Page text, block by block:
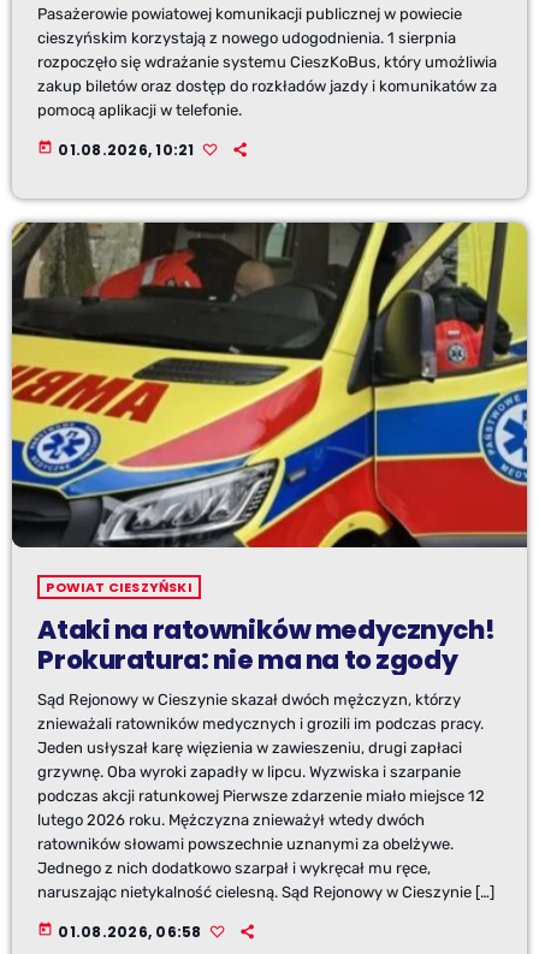
Pasażerowie powiatowej komunikacji publicznej w powiecie
cieszyńskim korzystają z nowego udogodnienia. 1 sierpnia
rozpoczęło się wdrażanie systemu CieszKoBus, który umożliwia
zakup biletów oraz dostęp do rozkładów jazdy i komunikatów za
pomocą aplikacji w telefonie.
today 01.08.2026, 10:21
POWIAT CIESZYŃSKI
Ataki na ratowników medycznych!
Prokuratura: nie ma na to zgody
Sąd Rejonowy w Cieszynie skazał dwóch mężczyzn, którzy
znieważali ratowników medycznych i grozili im podczas pracy.
Jeden usłyszał karę więzienia w zawieszeniu, drugi zapłaci
grzywnę. Oba wyroki zapadły w lipcu. Wyzwiska i szarpanie
podczas akcji ratunkowej Pierwsze zdarzenie miało miejsce 12
lutego 2026 roku. Mężczyzna znieważył wtedy dwóch
ratowników słowami powszechnie uznanymi za obelżywe.
Jednego z nich dodatkowo szarpał i wykręcał mu ręce,
naruszając nietykalność cielesną. Sąd Rejonowy w Cieszynie […]
today 01.08.2026, 06:58